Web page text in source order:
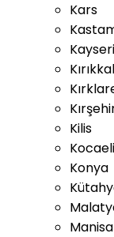
Kars
Kayseri
Kilis
Kocaeli
Konya
Manisa